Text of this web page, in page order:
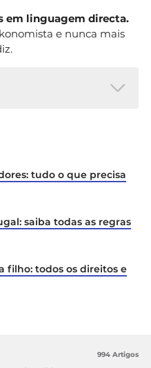
em linguagem directa.
e nunca mais
nas escolas:
dinheiro/emprego/
justificar-faltas-
(2025).
de regimes de
tudo o que precisa
saiba todas as regras
filho: todos os direitos e
994 Artigos